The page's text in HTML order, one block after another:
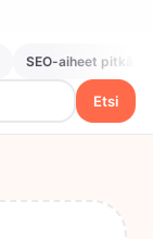
SEO-aiheet pitkän
Etsi